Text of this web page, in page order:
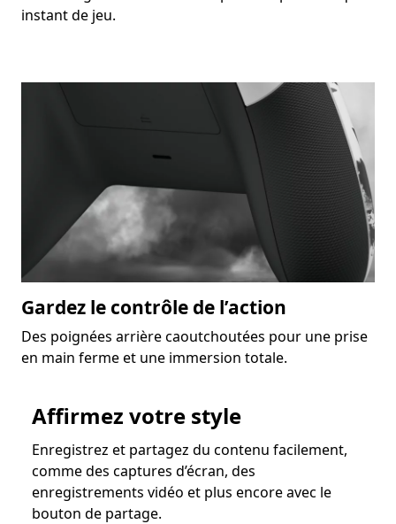
instant de jeu.
Gardez le contrôle de l’action
Des poignées arrière caoutchoutées pour une prise
en main ferme et une immersion totale.
Affirmez votre style
Enregistrez et partagez du contenu facilement,
comme des captures d’écran, des
enregistrements vidéo et plus encore avec le
bouton de partage.